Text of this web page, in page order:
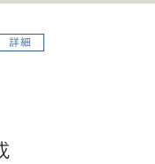
詳細